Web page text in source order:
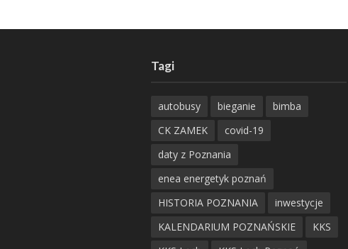
Tagi
autobusy bieganie
bimba
CK ZAMEK
covid-19
daty z Poznania
enea energetyk poznań
HISTORIA POZNANIA
inwestycje
KALENDARIUM POZNAŃSKIE
KKS